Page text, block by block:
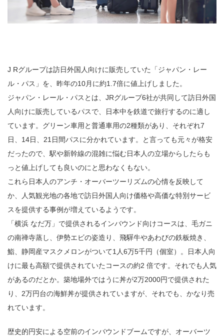
J Rグループは訪日外国人向けに販売していた「ジャパン・レー
ル・パス」を、昨年の10月に約1.7倍に値上げしました。
ジャパン・レール・パスとは、JRグループ6社が共同して訪日外国
人向けに販売しているパスで、日本中を鉄道で旅行するのに適し
ています。グリーン車用と普通車用の2種類があり、それぞれ7
日、14日、21日間パスに分かれています。と言っても元々が格安
だったので、駅や新幹線の混雑に悩む日本人の立場からしたらも
っと値上げしても良いのにと思わなくもない。
これら日本人のアンチ・オーバーツーリズムの心情を反映して
か、人気観光地の各地で訪日外国人向け価格や高価な特別サービ
スを提供する事例が増えているようです。
「横浜 なだ万」で提供されるインバウンド向けコースは、毛ガニ
の南禅寺蒸し、伊勢エビの姿造り、飛驒牛やあわびの鉄板焼き、
鮨、静岡産マスクメロンがついて1人6万5千円（個室）。日本人向
けに最も高額で提供されていたコースの約2 倍です。それでも人気
があるのだとか。築地場外ではうに丼が2万2000円で提供された
り、2万円台の海鮮丼が提供されていますが、それでも、かなり売
れています。
歴史的円安による空前のインバウンドブームですが、オーバーツ